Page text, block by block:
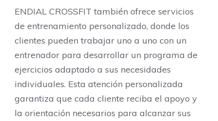
ENDIAL CROSSFIT también ofrece servicios
de entrenamiento personalizado, donde los
clientes pueden trabajar uno a uno con un
entrenador para desarrollar un programa de
ejercicios adaptado a sus necesidades
individuales. Esta atención personalizada
garantiza que cada cliente reciba el apoyo y
la orientación necesarios para alcanzar sus